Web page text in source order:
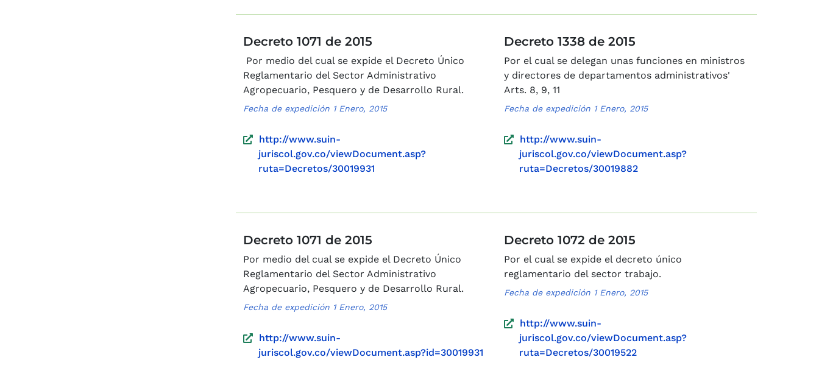
Decreto 1071 de 2015
Por medio del cual se expide el Decreto Único
Reglamentario del Sector Administrativo
Agropecuario, Pesquero y de Desarrollo Rural.
Fecha de expedición 1 Enero, 2015
http://www.suin-
juriscol.gov.co/viewDocument.asp?
ruta=Decretos/30019931
Decreto 1338 de 2015
Por el cual se delegan unas funciones en ministros
y directores de departamentos administrativos'
Arts. 8, 9, 11
Fecha de expedición 1 Enero, 2015
http://www.suin-
juriscol.gov.co/viewDocument.asp?
ruta=Decretos/30019882
Decreto 1071 de 2015
Por medio del cual se expide el Decreto Único
Reglamentario del Sector Administrativo
Agropecuario, Pesquero y de Desarrollo Rural.
Fecha de expedición 1 Enero, 2015
http://www.suin-
juriscol.gov.co/viewDocument.asp?id=30019931
Decreto 1072 de 2015
Por el cual se expide el decreto único
reglamentario del sector trabajo.
Fecha de expedición 1 Enero, 2015
http://www.suin-
juriscol.gov.co/viewDocument.asp?
ruta=Decretos/30019522